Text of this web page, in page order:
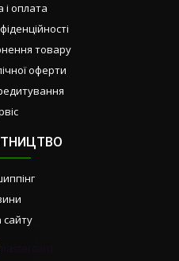
і оплата
товару
оферти
сайту